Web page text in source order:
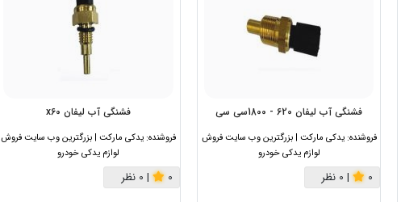
فشنگی آب لیفان 620 - 1800سی سی
فروشنده: یدکی مارکت | بزرگترین وب سایت فروش
لوازم یدکی خودرو
0
| 0 نظر
فشنگی آب لیفان x60
فروشنده: یدکی مارکت | بزرگترین وب سایت فروش
لوازم یدکی خودرو
0
| 0 نظر